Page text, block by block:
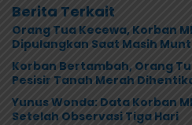
Berita Terkait
Orang Tua Kecewa, Korban
Dipulangkan Saat Masih
Korban Bertambah, Orang
Pesisir Tanah Merah
Yunus Wonda: Data Korban
Setelah Observasi Tiga Hari